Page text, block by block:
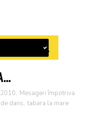
, Mesageri împotriva
dans, tabara la mare